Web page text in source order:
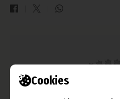
Cookies